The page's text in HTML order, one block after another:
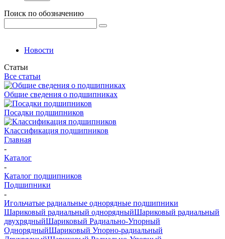
Поиск по обозначению
Новости
Статьи
Все статьи
Общие сведения о подшипниках
Посадки подшипников
Классификация подшипников
Главная
-
Каталог
-
Каталог подшипников
Подшипники
-
Игольчатые радиальные однорядные подшипники
Шариковый радиальный однорядныйШариковый радиальный
двухрядныйШариковый Радиально-Упорный
ОднорядныйШариковый Упорно-радиальный